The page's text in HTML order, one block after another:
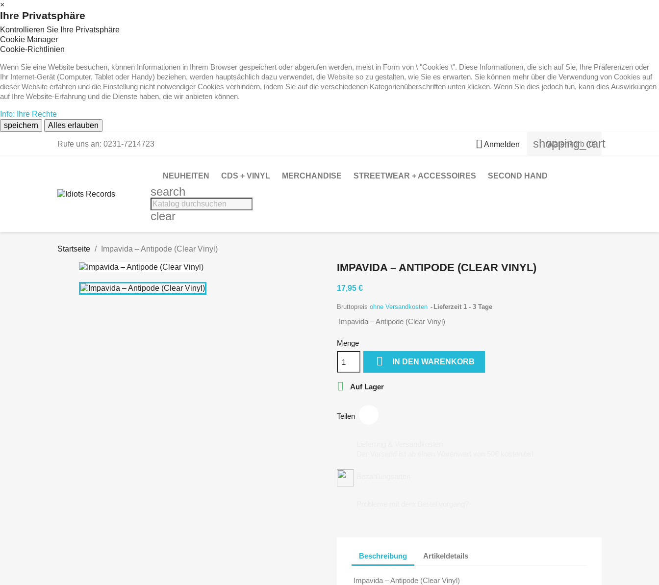
×
Ihre Privatsphäre
Kontrollieren Sie Ihre Privatsphäre
Cookie Manager
Cookie-Richtlinien
Wenn Sie eine Website besuchen, können Informationen in Ihrem Browser gespeichert oder abgerufen werden, meist in Form von \ "Cookies \". Diese Informationen, die sich auf Sie, Ihre Präferenzen oder
Ihr Internet-Gerät (Computer, Tablet oder Handy) beziehen, werden hauptsächlich dazu verwendet, die Website so zu gestalten, wie Sie es erwarten. Sie können mehr über die Verwendung von Cookies auf
dieser Website erfahren und die Einstellung nicht notwendiger Cookies verhindern, indem Sie auf die verschiedenen Kategorienüberschriften unten klicken. Wenn Sie dies jedoch tun, kann dies Auswirkungen
auf Ihre Website-Erfahrung und die Dienste haben, die wir anbieten können.
Info: Ihre Rechte
speichern
Alles erlauben
Rufe uns an: 0231-7214723  Anmelden shopping_cart
Warenkorb (0)
NEUHEITEN CDS + VINYL MERCHANDISE STREETWEAR + ACCESSOIRES SECOND HAND
search
clear
Startseite Impavida ‎– Antipode (Clear Vinyl)
IMPAVIDA ‎– ANTIPODE (CLEAR VINYL)
17,95 €
Bruttopreis ohne Versandkosten Lieferzeit 1 - 3 Tage
Impavida ‎– Antipode (Clear Vinyl)
Menge
 IN DEN WARENKORB
 Auf Lager
Teilen
Beschreibung Artikeldetails
Impavida ‎– Antipode (Clear Vinyl)